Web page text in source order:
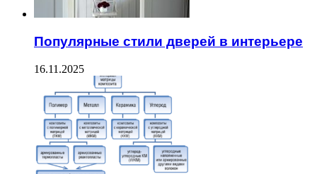
Популярные стили дверей в интерьере
16.11.2025